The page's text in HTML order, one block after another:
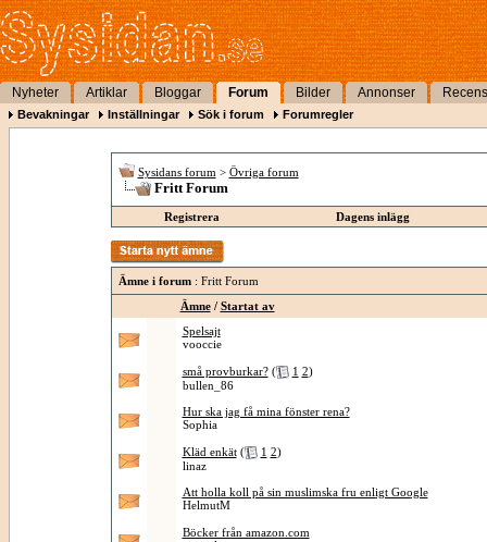
Nyheter Artiklar Bloggar Forum Bilder Annonser
Bevakningar Inställningar Sök i forum Forumregler
Sysidans forum > Övriga forum
Fritt Forum
Registrera Dagens inlägg
Ämne i forum: Fritt Forum
Ämne/ Startat av
Spelsajt
vooccie
små provburkar? ( 1 2)
bullen_86
Hur ska jag få mina fönster rena?
Sophia
Kläd enkät ( 1 2)
linaz
Att holla koll på sin muslimska fru enligt Google
HelmutM
Böcker från amazon.com